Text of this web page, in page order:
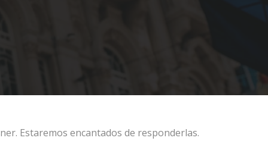
Estaremos encantados de responderlas.